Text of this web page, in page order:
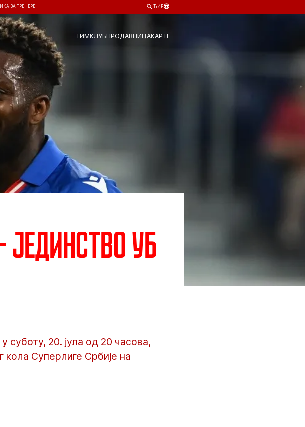
ЗА ТРЕНЕРЕ ЋИР
ТИМКЛУБПРОДАВНИЦАКАРТЕ
Јединство Уб
суботу, 20. јула од 20 часова,
кола Суперлиге Србије на